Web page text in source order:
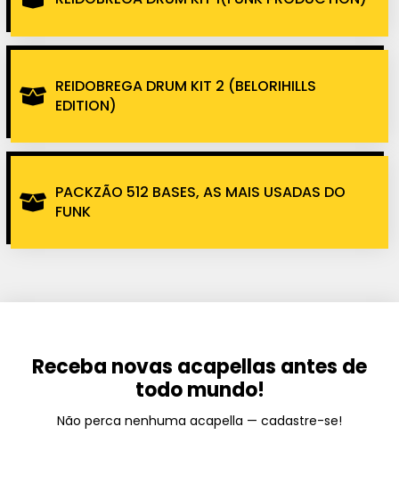
REIDOBREGA DRUM KIT 2 (BELORIHILLS
EDITION)
PACKZÃO 512 BASES, AS MAIS USADAS DO
FUNK
Receba novas acapellas antes de
todo mundo!
Não perca nenhuma acapella — cadastre-se!